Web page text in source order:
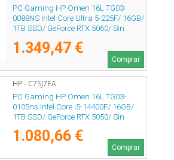
PC Gaming HP Omen 16L TG03-
0088NS Intel Core Ultra 5-225F/ 16GB/
1TB SSD/ GeForce RTX 5060/ Sin
1.349,47 €
Comprar
HP - C7SJ7EA
PC Gaming HP Omen 16L TG03-
0105ns Intel Core i5-14400F/ 16GB/
1TB SSD/ GeForce RTX 5050/ Sin
1.080,66 €
Comprar